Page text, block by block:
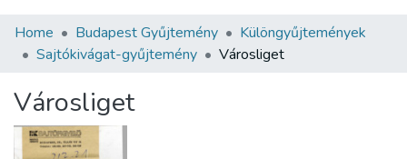
Communities & Collections
Statistics
About us
Home Budapest Gyűjtemény
Különgyűjtemények
Sajtókivágat-gyűjtemény
Városliget
Városliget